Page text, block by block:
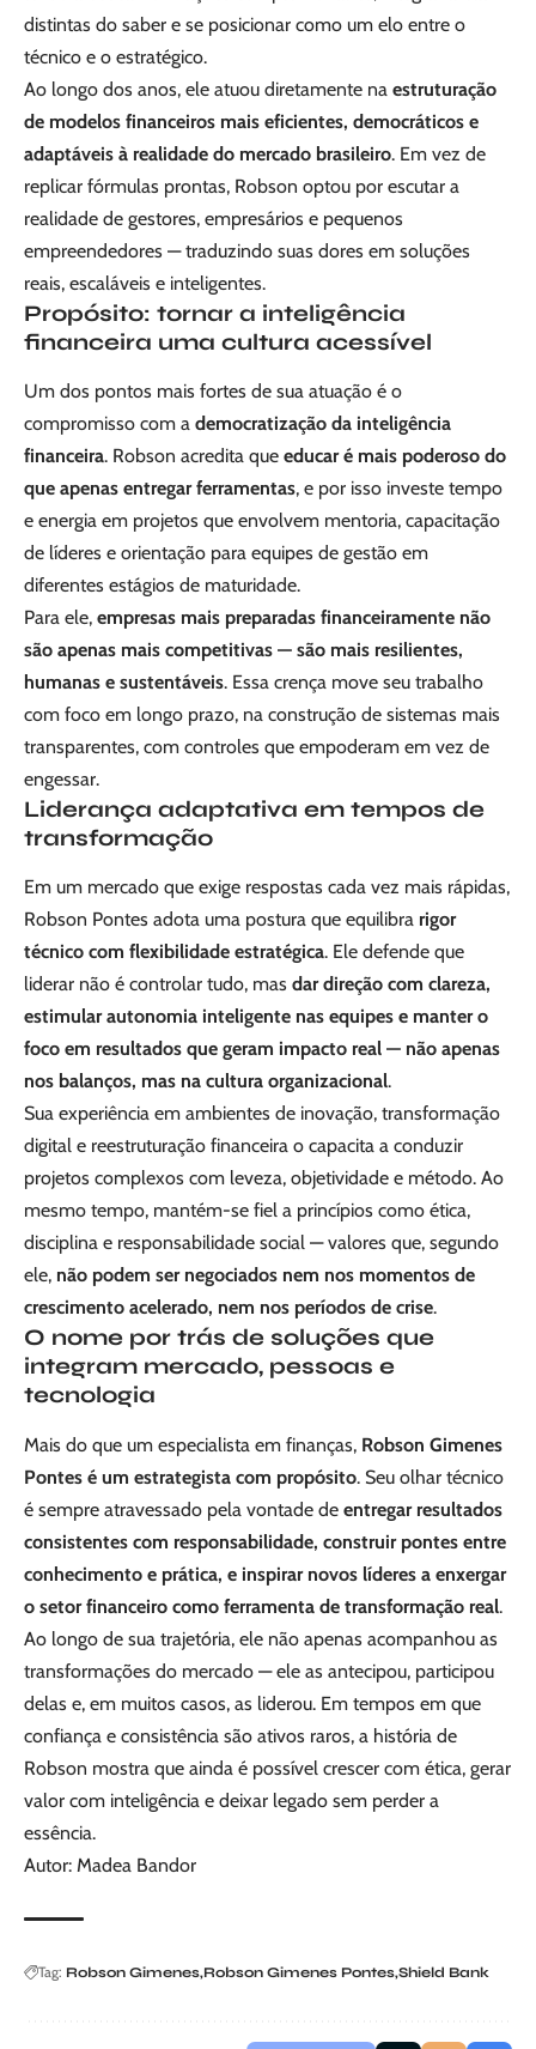
distintas do saber e se posicionar como um elo entre o
técnico e o estratégico.
Ao longo dos anos, ele atuou diretamente na estruturação
de modelos financeiros mais eficientes, democráticos e
adaptáveis à realidade do mercado brasileiro. Em vez de
replicar fórmulas prontas, Robson optou por escutar a
realidade de gestores, empresários e pequenos
empreendedores — traduzindo suas dores em soluções
reais, escaláveis e inteligentes.
Propósito: tornar a inteligência
financeira uma cultura acessível
Um dos pontos mais fortes de sua atuação é o
compromisso com a democratização da inteligência
financeira. Robson acredita que educar é mais poderoso do
que apenas entregar ferramentas, e por isso investe tempo
e energia em projetos que envolvem mentoria, capacitação
de líderes e orientação para equipes de gestão em
diferentes estágios de maturidade.
Para ele, empresas mais preparadas financeiramente não
são apenas mais competitivas — são mais resilientes,
humanas e sustentáveis. Essa crença move seu trabalho
com foco em longo prazo, na construção de sistemas mais
transparentes, com controles que empoderam em vez de
engessar.
Liderança adaptativa em tempos de
transformação
Em um mercado que exige respostas cada vez mais rápidas,
Robson Pontes adota uma postura que equilibra rigor
técnico com flexibilidade estratégica. Ele defende que
liderar não é controlar tudo, mas dar direção com clareza,
estimular autonomia inteligente nas equipes e manter o
foco em resultados que geram impacto real — não apenas
nos balanços, mas na cultura organizacional.
Sua experiência em ambientes de inovação, transformação
digital e reestruturação financeira o capacita a conduzir
projetos complexos com leveza, objetividade e método. Ao
mesmo tempo, mantém-se fiel a princípios como ética,
disciplina e responsabilidade social — valores que, segundo
ele, não podem ser negociados nem nos momentos de
crescimento acelerado, nem nos períodos de crise.
O nome por trás de soluções que
integram mercado, pessoas e
tecnologia
Mais do que um especialista em finanças, Robson Gimenes
Pontes é um estrategista com propósito. Seu olhar técnico
é sempre atravessado pela vontade de entregar resultados
consistentes com responsabilidade, construir pontes entre
conhecimento e prática, e inspirar novos líderes a enxergar
o setor financeiro como ferramenta de transformação real.
Ao longo de sua trajetória, ele não apenas acompanhou as
transformações do mercado — ele as antecipou, participou
delas e, em muitos casos, as liderou. Em tempos em que
confiança e consistência são ativos raros, a história de
Robson mostra que ainda é possível crescer com ética, gerar
valor com inteligência e deixar legado sem perder a
essência.
Autor: Madea Bandor
Tag: Robson Gimenes Robson Gimenes Pontes Shield Bank